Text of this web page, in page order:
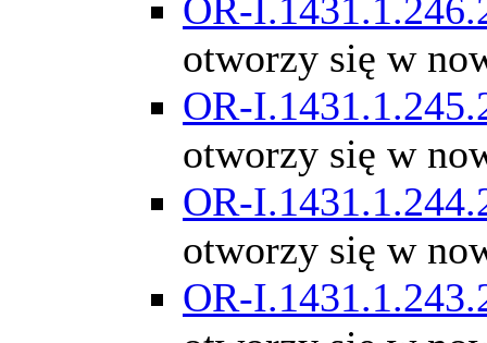
OR-
otworzy się w
OR-
otworzy się w
OR-
otworzy się w
OR-